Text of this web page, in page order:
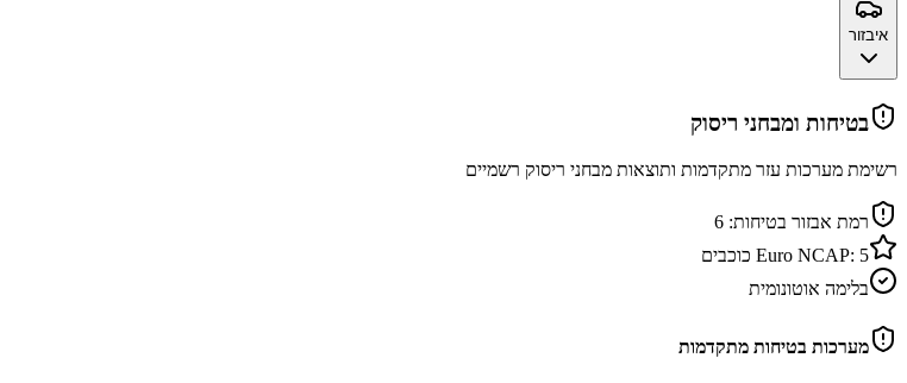
איבזור
בטיחות ומבחני ריסוק
רשימת מערכות עזר מתקדמות ותוצאות מבחני ריסוק רשמיים
רמת אבזור בטיחות: 6
Euro NCAP: 5
כוכבים
בלימה אוטונומית
מערכות בטיחות מתקדמות